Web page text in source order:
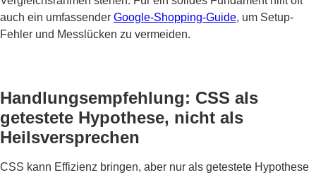
auch ein umfassender Google-Shopping-Guide, um Setup-
Fehler und Messlücken zu vermeiden.
Handlungsempfehlung: CSS als
getestete Hypothese, nicht als
Heilsversprechen
CSS kann Effizienz bringen, aber nur als getestete Hypothese